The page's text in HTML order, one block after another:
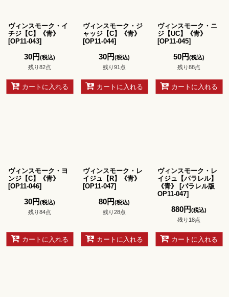
ヴィンスモーク・イ
チジ【C】《青》
[OP11-043]
30円(税込)
残り82点
カートに入れる
ヴィンスモーク・ジ
ャッジ【C】《青》
[OP11-044]
30円(税込)
残り91点
カートに入れる
ヴィンスモーク・ニ
ジ【UC】《青》
[OP11-045]
50円(税込)
残り88点
カートに入れる
ヴィンスモーク・ヨ
ンジ【C】《青》
[OP11-046]
30円(税込)
残り84点
カートに入れる
ヴィンスモーク・レ
イジュ【R】《青》
[OP11-047]
80円(税込)
残り28点
カートに入れる
ヴィンスモーク・レ
イジュ【パラレル】
《青》
[パラレル版
OP11-047]
880円(税込)
残り18点
カートに入れる